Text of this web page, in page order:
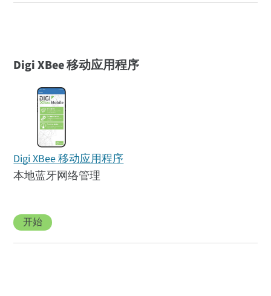
Digi XBee 移动应用程序
Digi XBee 移动应用程序
本地蓝牙网络管理
开始